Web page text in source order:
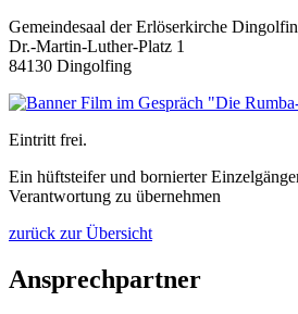
Gemeindesaal der Erlöserkirche
Dr.-Martin-Luther-Platz 1
84130 Dingolfing
Eintritt frei.
Ein hüftsteifer und bornierter
Verantwortung zu
zurück zur Übersicht
Ansprechpartner